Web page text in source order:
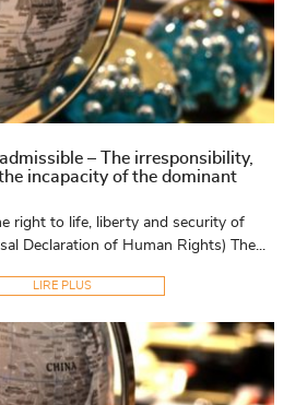
– The irresponsibility,
incapacity of the dominant
right to life, liberty and security of
Declaration of Human Rights) The...
LIRE PLUS